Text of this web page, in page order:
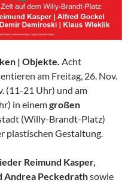
| Objekte. Acht
am Freitag, 26. Nov.
(11-21 Uhr) und am
in einemgroßen
(Willy-Brandt-Platz)
plastischen Gestaltung.
Reimund Kasper,
Andrea Peckedrathsowie